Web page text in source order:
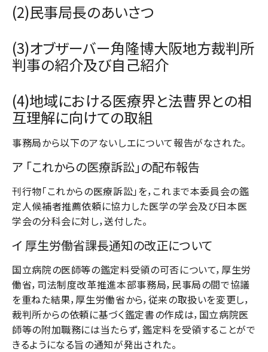
(2)民事局長のあいさつ
(3)オブザーバー角隆博大阪地方裁判所
判事の紹介及び自己紹介
(4)地域における医療界と法曹界との相
互理解に向けての取組
事務局から以下のアないしエについて報告がなされた。
ア 「これからの医療訴訟」の配布報告
刊行物「これからの医療訴訟」を，これまで本委員会の鑑
定人候補者推薦依頼に協力した医学の学会及び日本医
学会の分科会に対し，送付した。
イ 厚生労働省課長通知の改正について
国立病院の医師等の鑑定料受領の可否について，厚生労
働省，司法制度改革推進本部事務局，民事局の間で協議
を重ねた結果，厚生労働省から，従来の取扱いを変更し，
裁判所からの依頼に基づく鑑定書の作成は，国立病院医
師等の附加職務には当たらず，鑑定料を受領することがで
きるようになる旨の通知が発出された。